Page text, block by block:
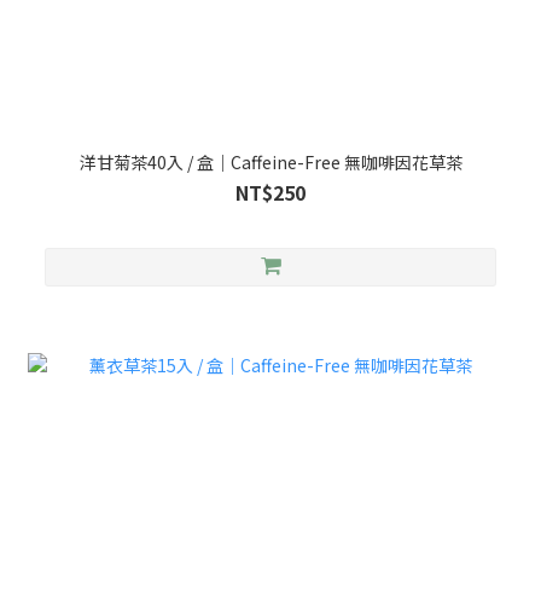
洋甘菊茶40入 / 盒｜Caffeine-Free 無咖啡因花草茶
NT$250